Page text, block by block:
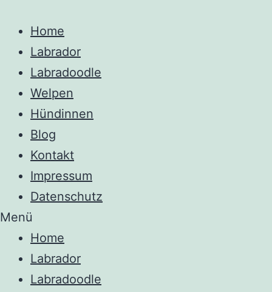
Home
Labrador
Labradoodle
Welpen
Hündinnen
Blog
Kontakt
Impressum
Datenschutz
Menü
Home
Labrador
Labradoodle